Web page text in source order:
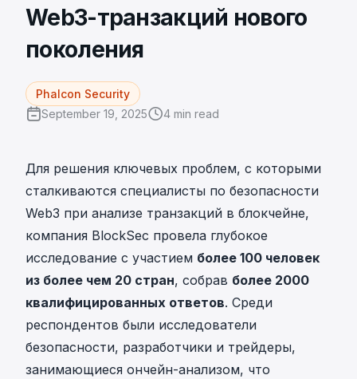
Web3-транзакций нового
поколения
Phalcon Security
September 19, 2025
4 min read
Для решения ключевых проблем, с которыми
сталкиваются специалисты по безопасности
Web3 при анализе транзакций в блокчейне,
компания BlockSec провела глубокое
исследование с участием более 100 человек
из более чем 20 стран, собрав более 2000
квалифицированных ответов. Среди
респондентов были исследователи
безопасности, разработчики и трейдеры,
занимающиеся ончейн-анализом, что